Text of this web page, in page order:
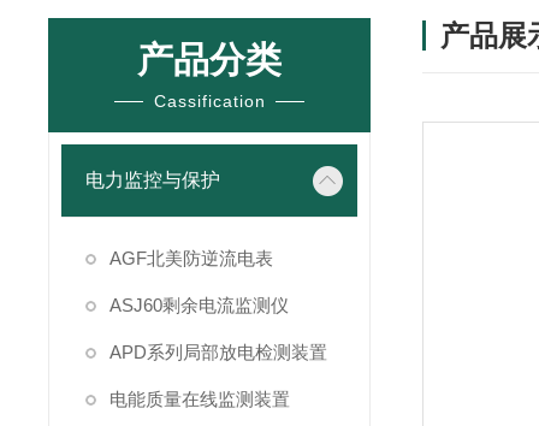
产品分类
Cassification
电力监控与保护
AGF北美防逆流电表
ASJ60剩余电流监测仪
APD系列局部放电检测装置
电能质量在线监测装置
产品展